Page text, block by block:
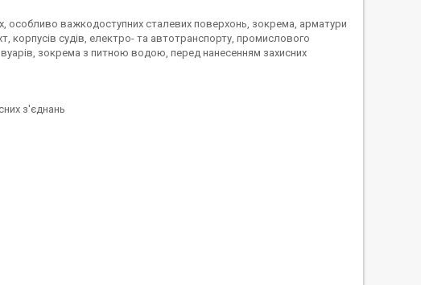
особливо важкодоступних сталевих поверхонь, зокрема, арматури
корпусів судів, електро- та автотранспорту, промислового
зокрема з питною водою, перед нанесенням захисних
з'єднань